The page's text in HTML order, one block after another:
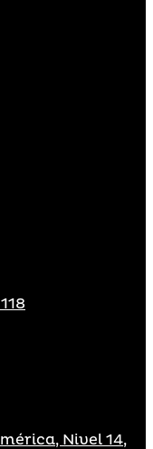
Nivel 14,